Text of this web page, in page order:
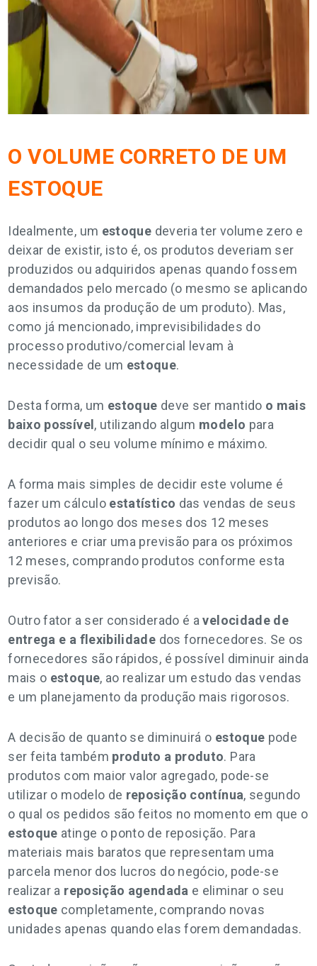
O VOLUME CORRETO DE UM
ESTOQUE
Idealmente, um estoque deveria ter volume zero e
deixar de existir, isto é, os produtos deveriam ser
produzidos ou adquiridos apenas quando fossem
demandados pelo mercado (o mesmo se aplicando
aos insumos da produção de um produto). Mas,
como já mencionado, imprevisibilidades do
processo produtivo/comercial levam à
necessidade de um estoque.
Desta forma, um estoque deve ser mantido o mais
baixo possível , utilizando algum modelo para
decidir qual o seu volume mínimo e máximo.
A forma mais simples de decidir este volume é
fazer um cálculo estatístico das vendas de seus
produtos ao longo dos meses dos 12 meses
anteriores e criar uma previsão para os próximos
12 meses, comprando produtos conforme esta
previsão.
Outro fator a ser considerado é avelocidade de
entrega e a flexibilidade dos fornecedores. Se os
fornecedores são rápidos, é possível diminuir ainda
mais o estoque, ao realizar um estudo das vendas
e um planejamento da produção mais rigorosos.
A decisão de quanto se diminuirá o estoque pode
ser feita também produto a produto. Para
produtos com maior valor agregado, pode-se
utilizar o modelo de reposição contínua, segundo
o qual os pedidos são feitos no momento em que o
estoque atinge o ponto de reposição. Para
materiais mais baratos que representam uma
parcela menor dos lucros do negócio, pode-se
realizar a reposição agendada e eliminar o seu
estoque completamente, comprando novas
unidades apenas quando elas forem demandadas.